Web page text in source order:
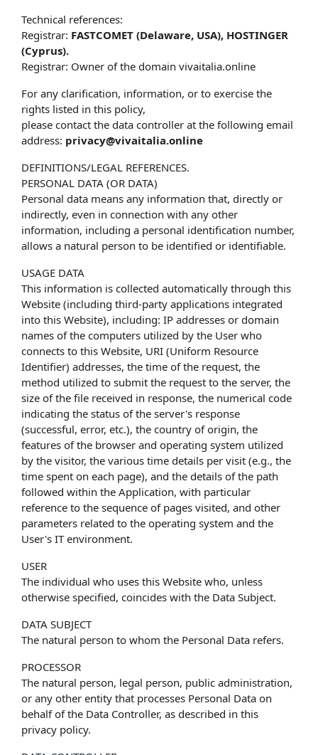
Technical references:
Registrar: FASTCOMET (Delaware, USA), HOSTINGER
(Cyprus).
Registrar: Owner of the domain vivaitalia.online
For any clarification, information, or to exercise the
rights listed in this policy,
please contact the data controller at the following email
address: privacy@vivaitalia.online
DEFINITIONS/LEGAL REFERENCES.
PERSONAL DATA (OR DATA)
Personal data means any information that, directly or
indirectly, even in connection with any other
information, including a personal identification number,
allows a natural person to be identified or identifiable.
USAGE DATA
This information is collected automatically through this
Website (including third-party applications integrated
into this Website), including: IP addresses or domain
names of the computers utilized by the User who
connects to this Website, URI (Uniform Resource
Identifier) ​​addresses, the time of the request, the
method utilized to submit the request to the server, the
size of the file received in response, the numerical code
indicating the status of the server's response
(successful, error, etc.), the country of origin, the
features of the browser and operating system utilized
by the visitor, the various time details per visit (e.g., the
time spent on each page), and the details of the path
followed within the Application, with particular
reference to the sequence of pages visited, and other
parameters related to the operating system and the
User's IT environment.
USER
The individual who uses this Website who, unless
otherwise specified, coincides with the Data Subject.
DATA SUBJECT
The natural person to whom the Personal Data refers.
PROCESSOR
The natural person, legal person, public administration,
or any other entity that processes Personal Data on
behalf of the Data Controller, as described in this
privacy policy.